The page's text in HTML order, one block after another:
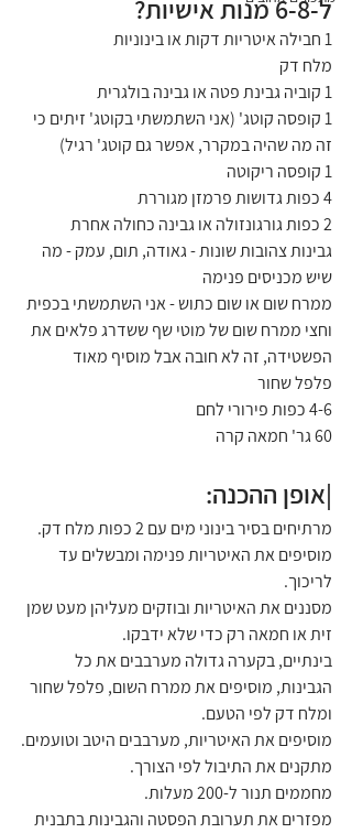
ל-6-8 מנות אישיות?
1 חבילה איטריות דקות או בינוניות
מלח דק
1 קוביה גבינת פטה או גבינה בולגרית
1 קופסה קוטג' (אני השתמשתי בקוטג' זיתים כי
זה מה שהיה במקרר, אפשר גם קוטג' רגיל)
1 קופסה ריקוטה
4 כפות גדושות פרמזן מגוררת
2 כפות גורגונזולה או גבינה כחולה אחרת
גבינות צהובות שונות - גאודה, תום, עמק - מה
שיש מכניסים פנימה
ממרח שום או שום כתוש - אני השתמשתי בכפית
וחצי ממרח שום של מוטי שף ששדרג פלאים את
הפשטידה, זה לא חובה אבל מוסיף מאוד
פלפל שחור
4-6 כפות פירורי לחם
60 גר' חמאה קרה
|אופן ההכנה:
מרתיחים בסיר בינוני מים עם 2 כפות מלח דק.
מוסיפים את האיטריות פנימה ומבשלים עד
לריכוך.
מסננים את האיטריות ובוזקים מעליהן מעט שמן
זית או חמאה רק כדי שלא ידבקו.
בינתיים, בקערה גדולה מערבבים את כל
הגבינות, מוסיפים את ממרח השום, פלפל שחור
ומלח דק לפי הטעם.
מוסיפים את האיטריות, מערבבים היטב וטועמים.
מתקנים את התיבול לפי הצורך.
מחממים תנור ל-200 מעלות.
מפזרים את תערובת הפסטה והגבינות בתבנית